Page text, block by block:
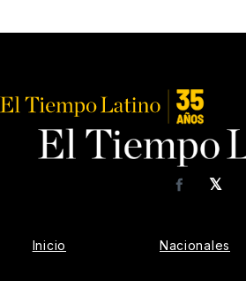
𝕏
Facebook
Inicio Nacionales